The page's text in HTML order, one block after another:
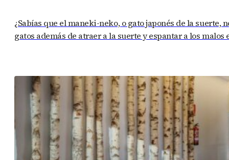
¿Sabías que el maneki-neko, o gato japonés de la
gatos además de atraer a la suerte y espantar a los